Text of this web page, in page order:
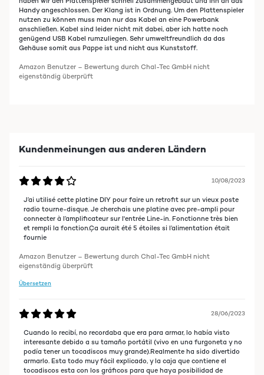
Handy angeschlossen. Der Klang ist in Ordnung. Um den Plattenspieler
nutzen zu können muss man nur das Kabel an eine Powerbank
anschließen. Kabel sind leider nicht mit dabei, aber ich hatte noch
genügend USB Kabel rumzuliegen. Sehr umweltfreundlich da das
Gehäuse somit aus Pappe ist und nicht aus Kunststoff.
Amazon Benutzer – Bewertung durch Chal-Tec GmbH nicht
eigenständig überprüft
Kundenmeinungen aus anderen Ländern
10/08/2023
J’ai utilisé cette platine DIY pour faire un retrofit sur un vieux poste
radio tourne-disque. Je cherchais une platine avec pre-ampli pour
connecter à l’amplificateur sur l'entrée Line-in. Fonctionne très bien
et rempli la fonction.Ça aurait été 5 étoiles si l’alimentation était
fournie
Amazon Benutzer – Bewertung durch Chal-Tec GmbH nicht
eigenständig überprüft
Übersetzen
28/06/2023
Cuando lo recibí, no recordaba que era para armar, lo había visto
interesante debido a su tamaño portátil (vivo en una furgoneta y no
podía tener un tocadiscos muy grande).Realmente ha sido divertido
armarlo. Esta todo muy fácil explicado, y la caja que contiene el
tocadiscos esta con los gráficos para que haya posibilidad de